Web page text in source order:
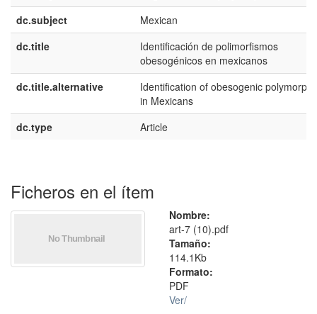
dc.subject
Mexican
dc.title
Identificación de polimorfismos
obesogénicos en mexicanos
dc.title.alternative
Identification of obesogenic
in Mexicans
dc.type
Article
Ficheros en el ítem
Nombre:
art-7 (10).pdf
Tamaño:
114.1Kb
Formato:
PDF
Ver/